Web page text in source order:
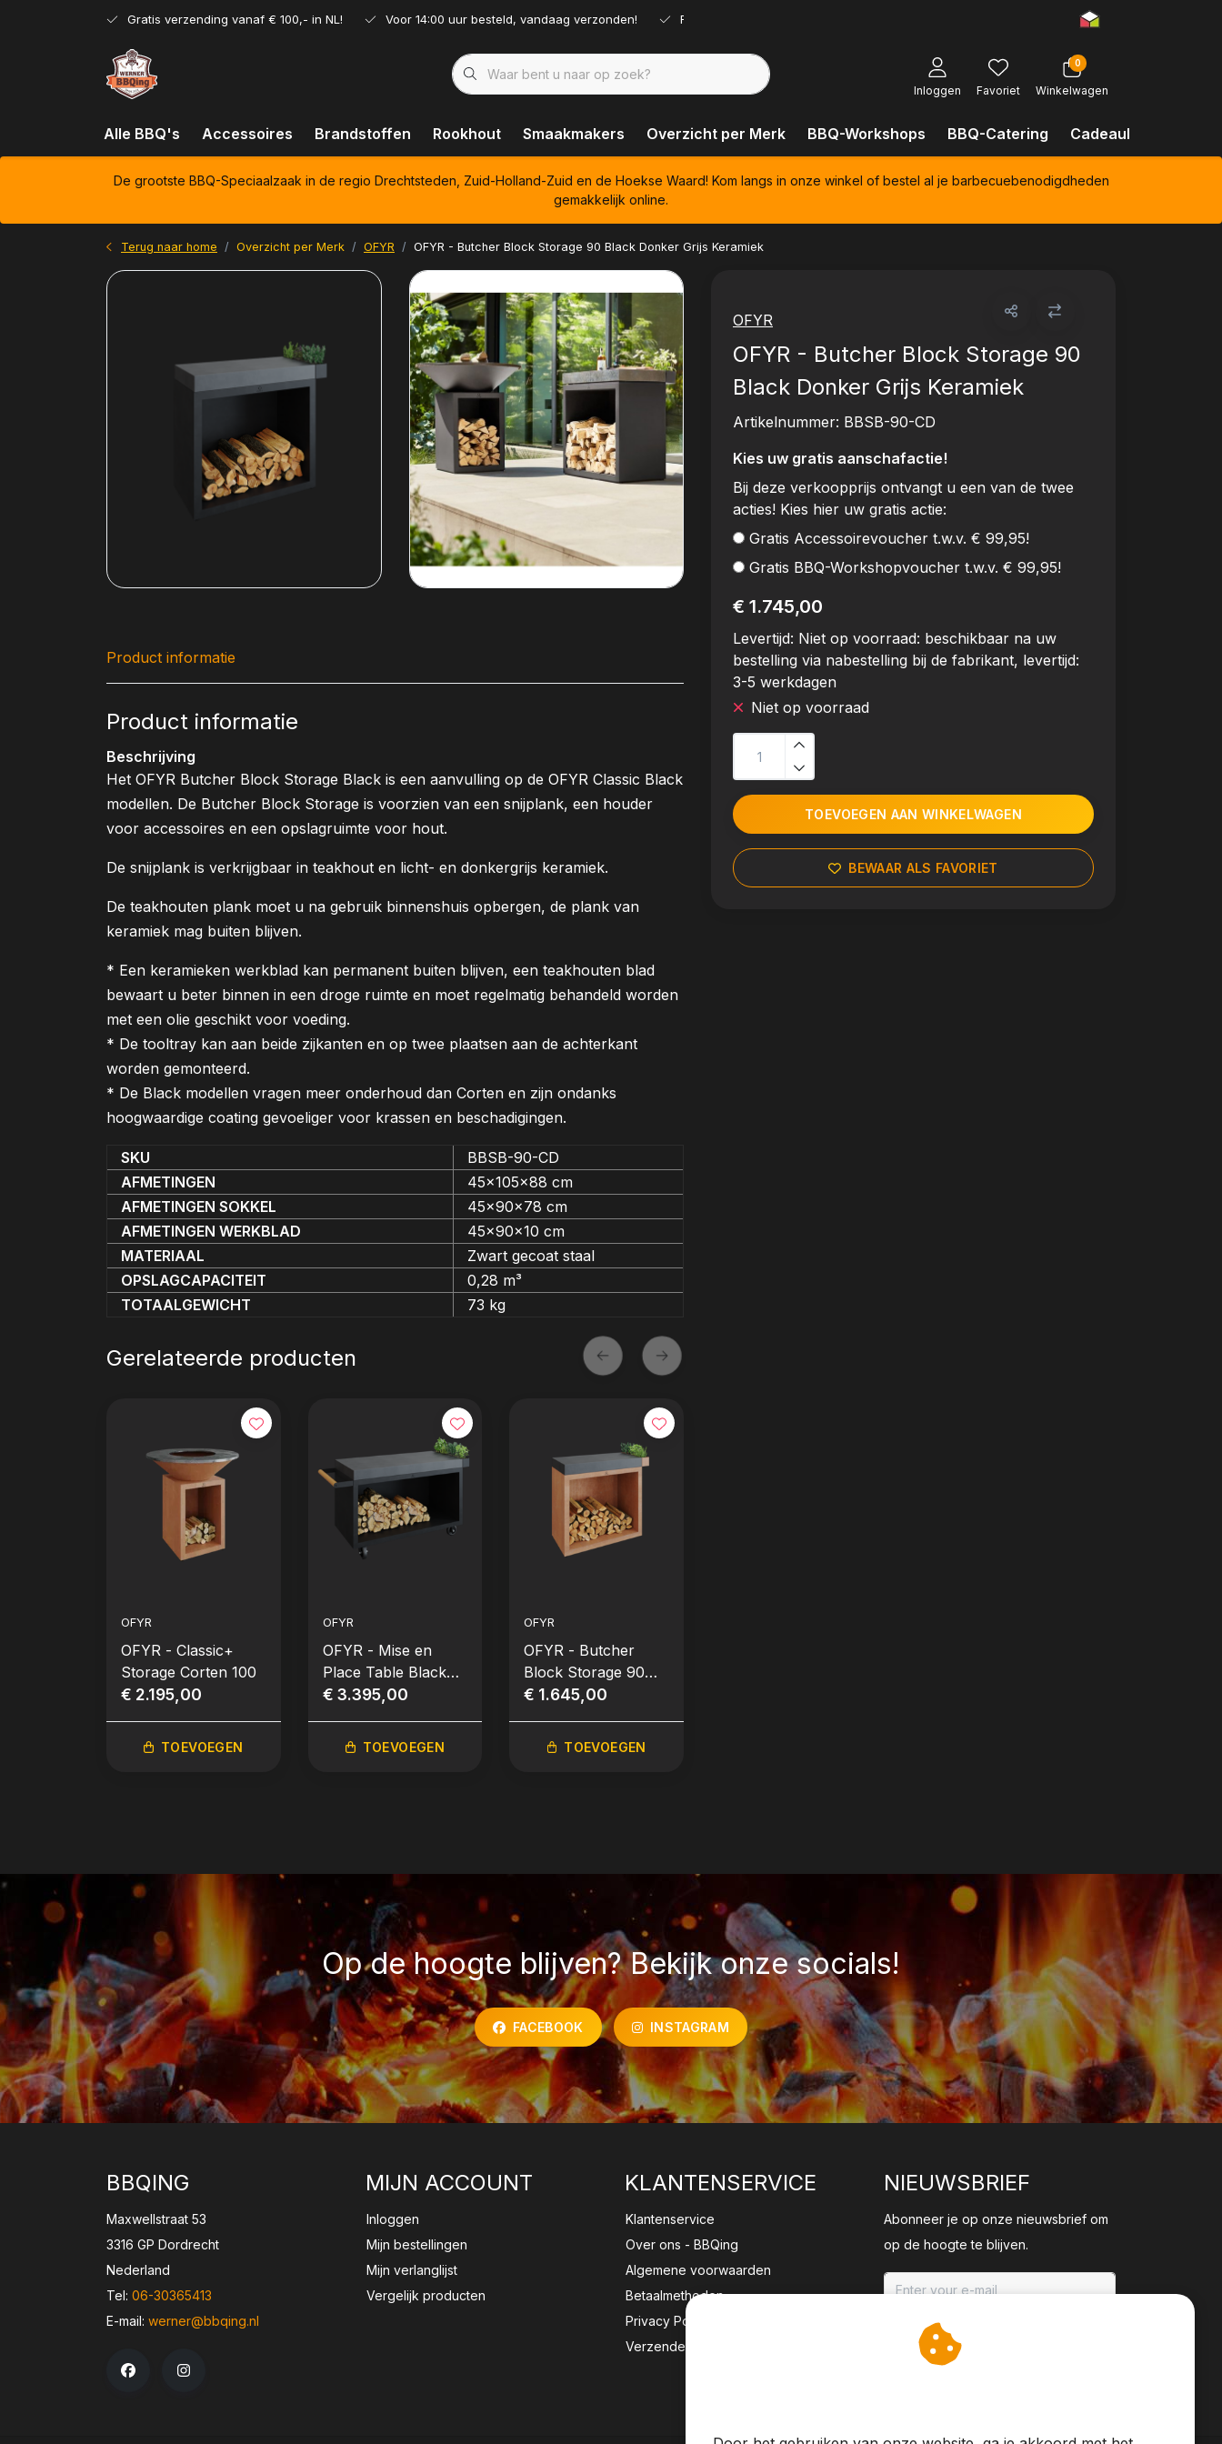
Gratis verzending vanaf € 100,- in NL! Voor 14:00 uur besteld, vandaag verzonden! Ruim assortiment!
Inloggen Favoriet
0
Winkelwagen
Alle BBQ's Accessoires Brandstoffen Rookhout Smaakmakers Overzicht per Merk BBQ-Workshops BBQ-Catering Cadeaubonnen
De grootste BBQ-Speciaalzaak in de regio Drechtsteden, Zuid-Holland-Zuid en de Hoekse Waard! Kom langs in onze winkel of bestel al je barbecuebenodigdheden
gemakkelijk online.
Terug naar home Overzicht per Merk OFYR OFYR - Butcher Block Storage 90 Black Donker Grijs Keramiek
OFYR
OFYR - Butcher Block Storage 90
Black Donker Grijs Keramiek
Artikelnummer: BBSB-90-CD
Kies uw gratis aanschafactie!
Bij deze verkoopprijs ontvangt u een van de twee
acties! Kies hier uw gratis actie:
Gratis Accessoirevoucher t.w.v. € 99,95!
Gratis BBQ-Workshopvoucher t.w.v. € 99,95!
€ 1.745,00
Levertijd: Niet op voorraad: beschikbaar na uw
bestelling via nabestelling bij de fabrikant, levertijd:
3-5 werkdagen
Niet op voorraad
TOEVOEGEN AAN WINKELWAGEN
BEWAAR ALS FAVORIET
Product informatie
Product informatie
Beschrijving
Het OFYR Butcher Block Storage Black is een aanvulling op de OFYR Classic Black
modellen. De Butcher Block Storage is voorzien van een snijplank, een houder
voor accessoires en een opslagruimte voor hout.
De snijplank is verkrijgbaar in teakhout en licht- en donkergrijs keramiek.
De teakhouten plank moet u na gebruik binnenshuis opbergen, de plank van
keramiek mag buiten blijven.
* Een keramieken werkblad kan permanent buiten blijven, een teakhouten blad
bewaart u beter binnen in een droge ruimte en moet regelmatig behandeld worden
met een olie geschikt voor voeding.
* De tooltray kan aan beide zijkanten en op twee plaatsen aan de achterkant
worden gemonteerd.
* De Black modellen vragen meer onderhoud dan Corten en zijn ondanks
hoogwaardige coating gevoeliger voor krassen en beschadigingen.
SKU
BBSB-90-CD
AFMETINGEN
45x105x88 cm
AFMETINGEN SOKKEL
45x90x78 cm
AFMETINGEN WERKBLAD
45x90x10 cm
MATERIAAL
Zwart gecoat staal
OPSLAGCAPACITEIT
0,28 m³
TOTAALGEWICHT
73 kg
Gerelateerde producten
OFYR
OFYR - Classic+
Storage Corten 100
€ 2.195,00
TOEVOEGEN
OFYR
OFYR - Mise en
Place Table Black
135 PRO Donker
€ 3.395,00
TOEVOEGEN
OFYR
OFYR - Butcher
Block Storage 90
Corten Donker Grijs
€ 1.645,00
TOEVOEGEN
Op de hoogte blijven? Bekijk onze socials!
FACEBOOK INSTAGRAM
BBQING
Maxwellstraat 53
3316 GP Dordrecht
Nederland
Tel: 06-30365413
E-mail: werner@bbqing.nl
MIJN ACCOUNT
Inloggen
Mijn bestellingen
Mijn verlanglijst
Vergelijk producten
KLANTENSERVICE
Klantenservice
Over ons - BBQing
Algemene voorwaarden
Betaalmethoden
Privacy Policy
Verzenden & retourneren
NIEUWSBRIEF
Abonneer je op onze nieuwsbrief om
op de hoogte te blijven.
ABONNEER